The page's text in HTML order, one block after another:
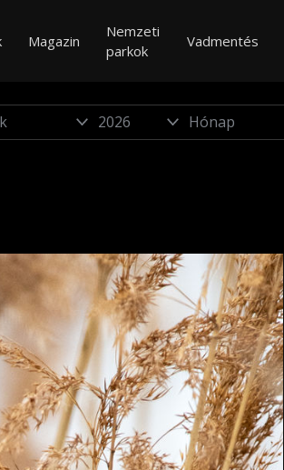
Magazin
Nemzeti
parkok
Vadmentés